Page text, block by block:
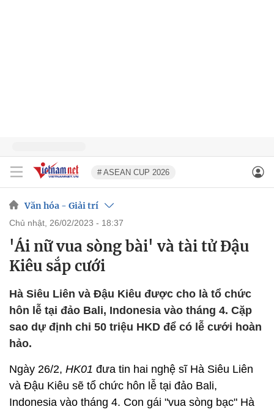
# ASEAN CUP 2026
Văn hóa - Giải trí
chủ nhật, 26/02/2023 - 18:37
'Ái nữ vua sòng bài' và tài tử Đậu
Kiêu sắp cưới
Hà Siêu Liên và Đậu Kiêu được cho là tổ chức
hôn lễ tại đảo Bali, Indonesia vào tháng 4. Cặp
sao dự định chi 50 triệu HKD để có lễ cưới hoàn
hảo.
Ngày 26/2, HK01 đưa tin hai nghệ sĩ Hà Siêu Liên
và Đậu Kiêu sẽ tổ chức hôn lễ tại đảo Bali,
Indonesia vào tháng 4. Con gái "vua sòng bạc" Hà